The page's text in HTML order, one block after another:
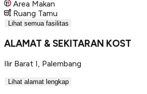
Area Makan
Ruang Tamu
Lihat semua fasilitas
ALAMAT & SEKITARAN KOST
Ilir Barat I Palembang
Lihat alamat lengkap